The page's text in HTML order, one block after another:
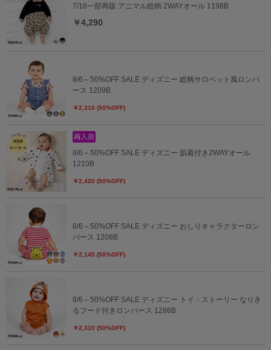
7/16一部再販 アニマル総柄 2WAYオール 1198B
￥4,290
8/6～50%OFF SALE ディズニー 総柄サロペット風ロンパ
ース 1209B
￥2,310 (50%OFF)
8/6～50%OFF SALE ディズニー 肌着付き2WAYオール
1210B
￥2,420 (50%OFF)
8/6～50%OFF SALE ディズニー おしりキャラクターロン
パース 1208B
￥2,145 (50%OFF)
8/6～50%OFF SALE ディズニー トイ・ストーリー なりき
るフード付きロンパース 1286B
￥2,310 (50%OFF)